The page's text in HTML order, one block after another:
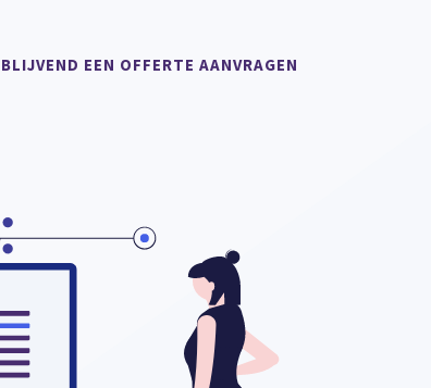
EEN OFFERTE AANVRAGEN